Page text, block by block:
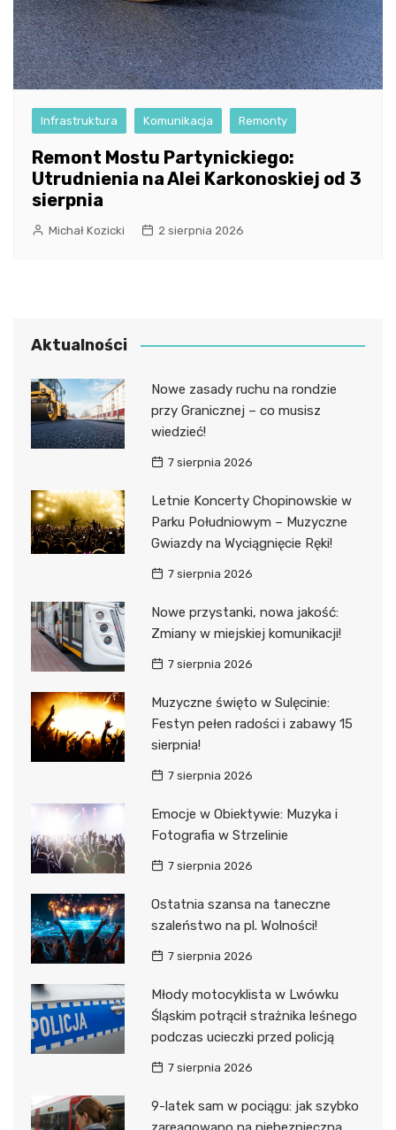
Infrastruktura Komunikacja Remonty
Remont Mostu Partynickiego:
Utrudnienia na Alei Karkonoskiej od 3
sierpnia
Michał Kozicki 2 sierpnia 2026
Aktualności
Nowe zasady ruchu na rondzie
przy Granicznej – co musisz
wiedzieć!
7 sierpnia 2026
Letnie Koncerty Chopinowskie w
Parku Południowym – Muzyczne
Gwiazdy na Wyciągnięcie Ręki!
7 sierpnia 2026
Nowe przystanki, nowa jakość:
Zmiany w miejskiej komunikacji!
7 sierpnia 2026
Muzyczne święto w Sulęcinie:
Festyn pełen radości i zabawy 15
sierpnia!
7 sierpnia 2026
Emocje w Obiektywie: Muzyka i
Fotografia w Strzelinie
7 sierpnia 2026
Ostatnia szansa na taneczne
szaleństwo na pl. Wolności!
7 sierpnia 2026
Młody motocyklista w Lwówku
Śląskim potrącił strażnika leśnego
podczas ucieczki przed policją
7 sierpnia 2026
9-latek sam w pociągu: jak szybko